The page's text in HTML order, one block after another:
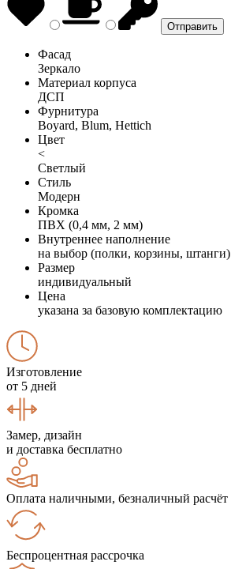
Фасад
Зеркало
Материал корпуса
ДСП
Фурнитура
Boyard, Blum, Hettich
Цвет
<
Светлый
Стиль
Модерн
Кромка
ПВХ (0,4 мм, 2 мм)
Внутреннее наполнение
на выбор (полки, корзины, штанги)
Размер
индивидуальный
Цена
указана за базовую комплектацию
Изготовление
от 5 дней
Замер, дизайн
и доставка бесплатно
Оплата наличными, безналичный расчёт
Беспроцентная рассрочка